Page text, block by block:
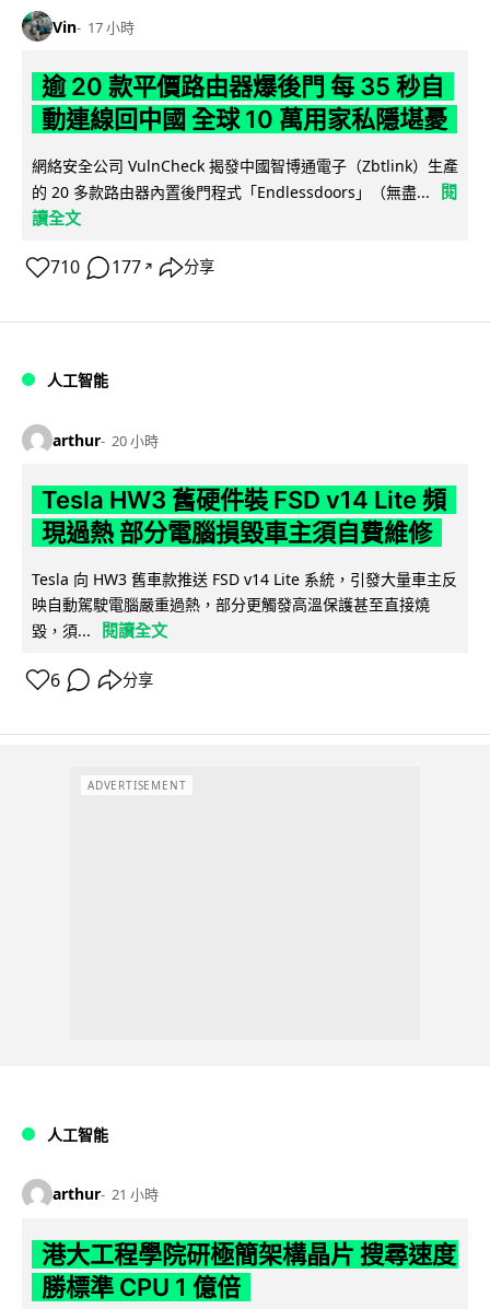
Vin 17 小時
逾 20 款平價路由器爆後門 每 35 秒自
動連線回中國 全球 10 萬用家私隱堪憂
網絡安全公司 VulnCheck 揭發中國智博通電子（Zbtlink）生產
的 20 多款路由器內置後門程式「Endlessdoors」（無盡...
閱
讀全文
710 177 ↗ 分享
人工智能
arthur 20 小時
Tesla HW3 舊硬件裝 FSD v14 Lite 頻
現過熱 部分電腦損毀車主須自費維修
Tesla 向 HW3 舊車款推送 FSD v14 Lite 系統，引發大量車主反
映自動駕駛電腦嚴重過熱，部分更觸發高溫保護甚至直接燒
毀，須...
閱讀全文
6 分享
ADVERTISEMENT
人工智能
arthur 21 小時
港大工程學院研極簡架構晶片 搜尋速度
勝標準 CPU 1 億倍